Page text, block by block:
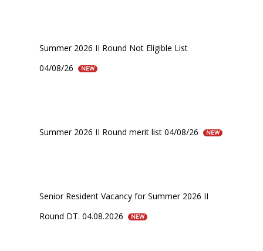
Summer 2026 II Round Not Eligible List
04/08/26
NEW
Summer 2026 II Round merit list 04/08/26 NEW
Senior Resident Vacancy for Summer 2026 II
Round DT. 04.08.2026
NEW